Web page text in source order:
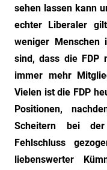
Deutschland"
sehen lassen kann
echter Liberaler
weniger Menschen
sind, dass die FDP
immer mehr
Vielen ist die FDP
Positionen,
Scheitern bei
Fehlschluss
liebenswerter